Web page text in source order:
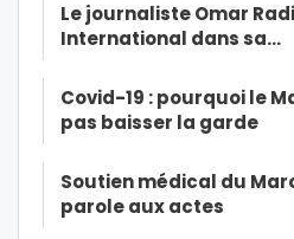
Le journaliste Omar
International dans sa…
Covid-19 : pourquoi le
pas baisser la garde
Soutien médical du
parole aux actes